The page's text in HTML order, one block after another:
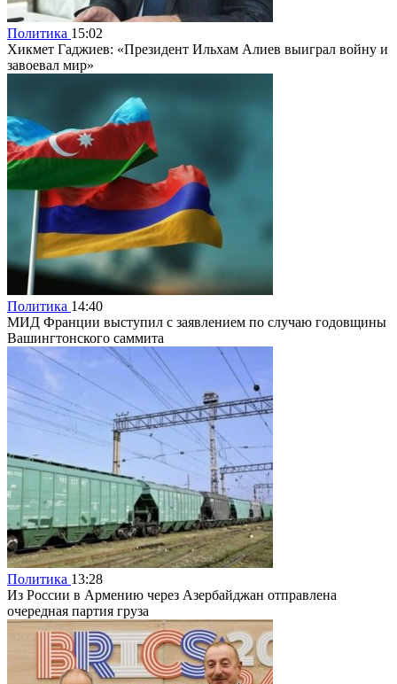
Политика 15:02
Хикмет Гаджиев: «Президент Ильхам Алиев выиграл войну и
завоевал мир»
Политика 14:40
МИД Франции выступил с заявлением по случаю годовщины
Вашингтонского саммита
Политика 13:28
Из России в Армению через Азербайджан отправлена
очередная партия груза